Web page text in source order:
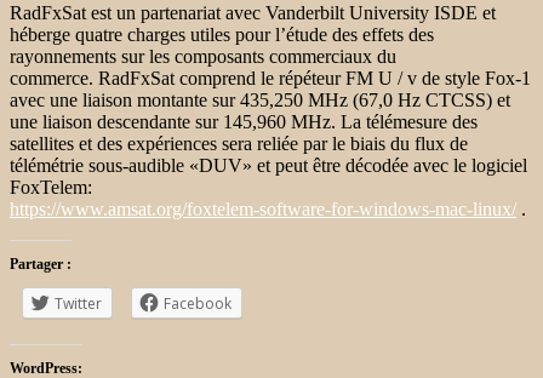
RadFxSat est un partenariat avec Vanderbilt University ISDE et
héberge quatre charges utiles pour l’étude des effets des
rayonnements sur les composants commerciaux du
commerce. RadFxSat comprend le répéteur FM U / v de style Fox-1
avec une liaison montante sur 435,250 MHz (67,0 Hz CTCSS) et
une liaison descendante sur 145,960 MHz. La télémesure des
satellites et des expériences sera reliée par le biais du flux de
télémétrie sous-audible «DUV» et peut être décodée avec le logiciel
FoxTelem:
https://www.amsat.org/foxtelem-software-for-windows-mac-linux/ .
Partager :
Twitter Facebook
WordPress: